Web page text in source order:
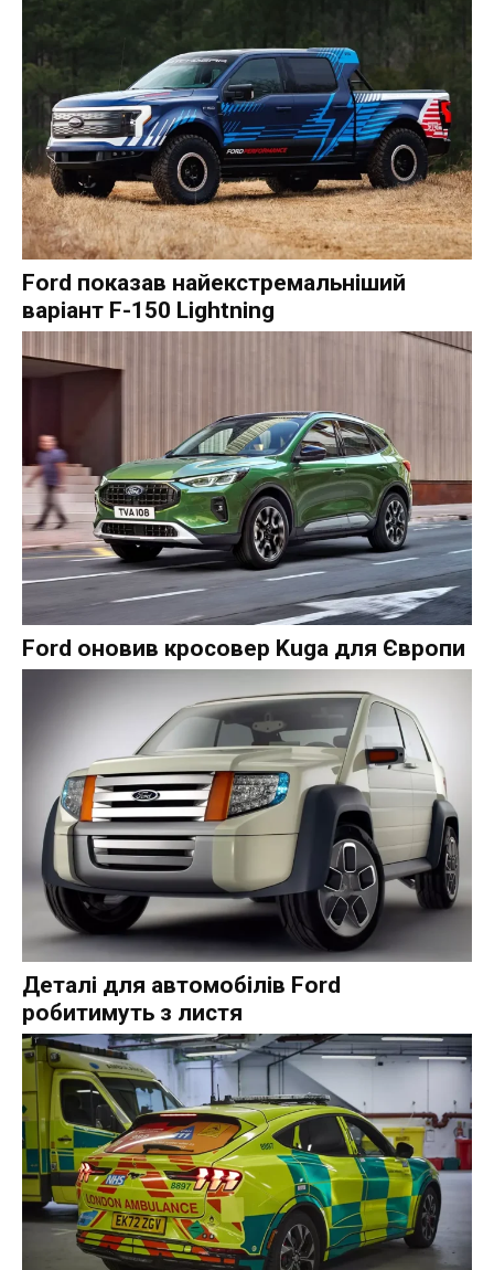
Ford показав найекстремальніший
варіант F-150 Lightning
Ford оновив кросовер Kuga для Європи
Деталі для автомобілів Ford
робитимуть з листя